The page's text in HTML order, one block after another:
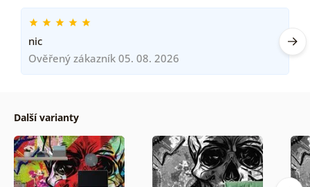
nic
Ověřený zákazník 05. 08. 2026
Další varianty